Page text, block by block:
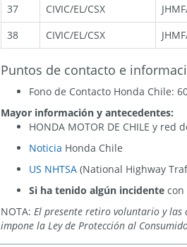
37
CIVIC/EL/CSX
38
CIVIC/EL/CSX
Puntos de contacto e
Fono de Contacto Honda Chile:
Mayor información y antecedentes:
HONDA MOTOR DE CHILE y red
Noticia Honda Chile
US NHTSA (National Highway
Si ha tenido algún incidente
NOTA:El presente retiro voluntario y las
impone la Ley de Protección al